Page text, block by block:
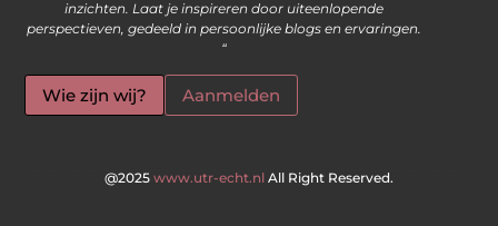
inzichten. Laat je inspireren door uiteenlopende
perspectieven, gedeeld in persoonlijke blogs en ervaringen.
“
Wie zijn wij? Aanmelden
@2025 www.utr-echt.nl All Right Reserved.